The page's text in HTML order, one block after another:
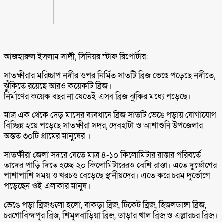
আজহারুল ইসলাম সাদী, সিনিয়র স্টাফ রিপোর্টার:
সাতক্ষীরার মরিচ্চাপ নদীর ওপর নির্মিত সাতটি ব্রিজ ভেঙে পড়েছে নদীতে,
ঝুঁকিতে রয়েছে আরও কয়েকটি ব্রিজ।
নির্মাণের কয়েক বছর না যেতেই এসব ব্রিজ ঝুকির মধ্যে পড়েছে।
মাত্র এক থেকে দেড় মাসের ব্যবধানে ব্রিজ সাতটি ভেঙে পড়ায় যোগাযোগ
বিচ্ছিন্ন হয়ে পড়েছে সাতক্ষীরা সদর, দেবহাটা ও আশাশুনি উপজেলার
অন্তত ৩০টি গ্রামের মানুষের ।
সাতক্ষীরা জেলা সদরে যেতে মাত্র ৪-১০ কিলোমিটার রাস্তার পরিবর্তে
তাদের পাড়ি দিতে হচ্ছে ২০ কিলোমিটারেরও বেশি রাস্তা। এতে দুর্ভোগের
পাশাপাশি সময় ও খরচও বেড়েছে স্থানীয়দের। এতে করে চরম দুর্ভোগে
পড়েছেন ওই এলাকার মানুষ।
ভেঙে পড়া ব্রিজগুলো হলো, বাকড়া ব্রিজ, টিকেট ব্রিজ, হিজলডাঙ্গা ব্রিজ,
চরগোবিন্দপুর ব্রিজ, শিমুলবাড়িয়া ব্রিজ, ডাড়ার খাল ব্রিজ ও এল্লারচর ব্রিজ।